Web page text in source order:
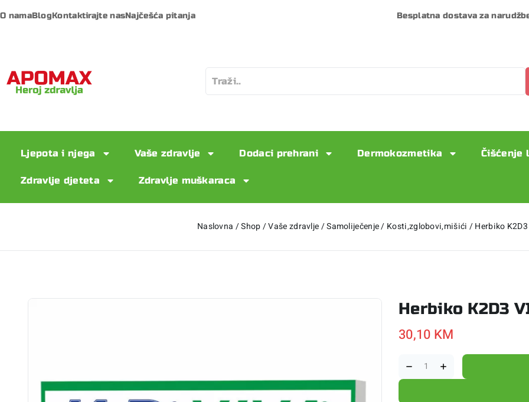
O namaBlogKontaktirajte nasNajčešća pitanja Besplatna dostava za
Ljepota i njega Vaše zdravlje Dodaci prehrani Dermokozmetika Čišćenje
Zdravlje djeteta Zdravlje muškaraca
Naslovna /Shop/Vaše zdravlje/Samoliječenje/ Kosti,zglobovi,mišići /Herbiko
Herbiko K2D3
30,10 KM